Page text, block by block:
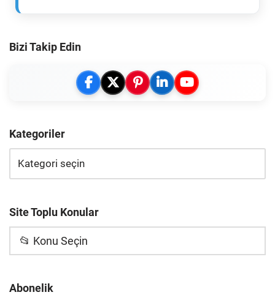
Bizi Takip Edin
Kategoriler
Site Toplu Konular
📂 Konu Seçin
Abonelik